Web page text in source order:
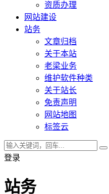
资质办理
网站建设
站务
文章归档
关于本站
老梁业务
维护软件种类
关于站长
免责声明
网站地图
标签云
登录
站务